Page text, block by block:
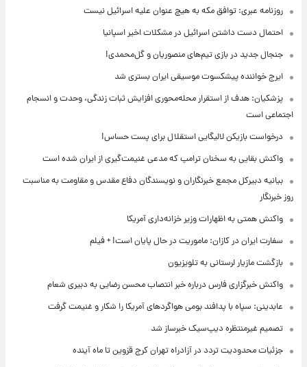
روزنامه عبری: توافق مکه به هیچ عنوان علیه اسرائیل نیست
احتمال دست داشتن اسرائیل در مشکلات اخیر اسپانیا
جنجال جدید در بازی تیم‌های منصوریان و گل‌محمدی!
ایرج خواننده پیشکسوت موسیقی ایران بستری شد
پزشکیان: هدف از استقرار محله‌محوری افزایش ثبات زندگی، وحدت و انسجام
اجتماعی است
درخواست بازیکن لالیگایی استقلال برای پست حساس!
واکنش بقایی به سخنان ترامپ که مدعی غنیمت‌گیری از ایران شده است
بیانیه دبیرکل مجمع خبرنگاران و نویسندگان دفاع مقدس و مقاومت به مناسبت
روز خبرنگار
واکنش همتی به اظهارات وزیر خزانه‌داری آمریکا
سفارت ایران در کازان: ماموریت در حال پایان است! + فیلم
بازگشت مازیار لرستانی به تلویزیون
واکنش خبرگزاری فارس درباره خبر انتصاب محسن رضایی به دبیری شعام
عابدینی: سپاه با پدافند بومی هواگردهای آمریکا را شکار و غنیمت گرفت
تصمیم غیرمنتظره دیپ‌سیک خبرساز شد
جزئیات محدودیت تردد در آزادراه تهران کرج قزوین تا ماه آینده